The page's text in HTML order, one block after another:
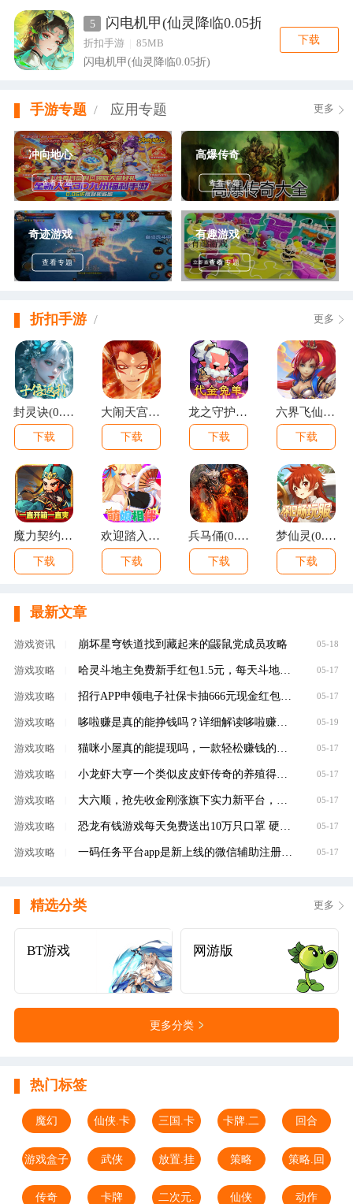
5 闪电机甲(仙灵降临0.05折)
折扣手游 85MB
闪电机甲(仙灵降临0.05折)
下载
手游专题 应用专题
/ 更多
冲向地心
查看专题
高爆传奇
查看专题
奇迹游戏
查看专题
有趣游戏
查看专题
折扣手游 / 更多
封灵诀(0.05十倍返利免单版)
下载
大闹天宫(0.05折开箱买断版)
下载
龙之守护(0.05折代金免单)
下载
六界飞仙(0.1折免费送6480)
下载
魔力契约(江东儿郎0.05折)
下载
欢迎踏入金戈铁马的战国世界！这里，广袤大地被战火肆意灼烧，巍峨城垣见证过无数次的攻防拉锯，残垣断壁诉说着往昔的惊心动魄。 风云变幻间，你将与白起等豪杰并肩同行，感受他们的壮志豪情。宫廷权谋诡谲，各方势
下载
兵马俑(0.1折无双战国)
下载
梦仙灵(0.05折怀旧畅玩版)
下载
最新文章
游戏资讯 崩坏星穹铁道找到藏起来的鼹鼠党成员攻略 05-18
游戏攻略 哈灵斗地主免费新手红包1.5元，每天斗地主领元 05-17
游戏攻略 招行APP申领电子社保卡抽666元现金红包，100%有礼 05-17
游戏攻略 哆啦赚是真的能挣钱吗？详细解读哆啦赚是不是 05-19
游戏攻略 05-17
游戏攻略 小龙虾大亨一个类似皮皮虾传奇的养殖得分红虾 05-17
游戏攻略 05-17
游戏攻略 05-17
游戏攻略 一码任务平台app是新上线的微信辅助注册赚钱平 05-17
精选分类 更多
BT游戏 网游版
更多分类
热门标签
魔幻
仙侠.卡
三国.卡
卡牌.二
回合
游戏盒子 武侠
放置.挂
策略
策略.回
传奇
卡牌 二次元. 仙侠 动作